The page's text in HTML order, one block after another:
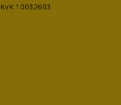
KvK 10032693